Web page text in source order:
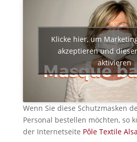
Klicke hier, um
akzeptieren und
aktivieren
Wenn Sie diese Schutzmasken
Personal bestellen möchten, so
der Internetseite Pôle Textile